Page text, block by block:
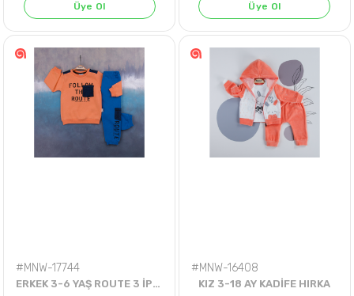
4ADET 6-24 AY
Üye Ol
4ADET 6-24
Üye Ol
#MNW-17744
ERKEK 3-6 YAŞ ROUTE 3 İP ŞARDONLU 2Lİ TK.
#MNW-16408
KIZ 3-18 AY KADİFE HIRKA